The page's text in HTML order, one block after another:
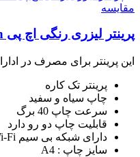
مقايسه
پرینتر لیزری رنگی اچ پی HP Color LaserJet M750dn
این پرینتر برای مصرف در
پرینتر تک کاره
چاپ سیاه و سفید
سرعت چاپ 40 برگ
قابلیت چاپ دو رو دارد
دارای شبکه بی سیم Wi-Fi
سایز چاپ : A4